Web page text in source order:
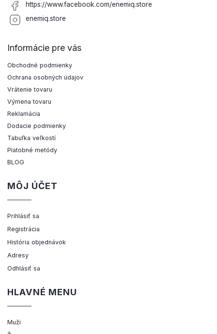
https://www.facebook.com/enemiq.store
enemiq.store
Informácie pre vás
Obchodné podmienky
Ochrana osobných údajov
Vrátenie tovaru
Výmena tovaru
Reklamácia
Dodacie podmienky
Tabuľka veľkostí
Platobné metódy
BLOG
MÔJ ÚČET
Prihlásiť sa
Registrácia
História objednávok
Adresy
Odhlásiť sa
HLAVNÉ MENU
Muži